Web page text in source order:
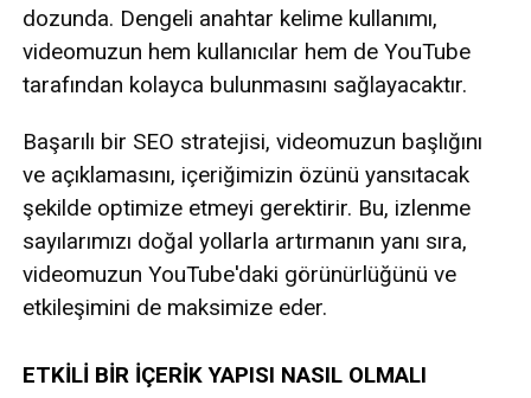
dozunda. Dengeli anahtar kelime kullanımı,
videomuzun hem kullanıcılar hem de YouTube
tarafından kolayca bulunmasını sağlayacaktır.
Başarılı bir SEO stratejisi, videomuzun başlığını
ve açıklamasını, içeriğimizin özünü yansıtacak
şekilde optimize etmeyi gerektirir. Bu, izlenme
sayılarımızı doğal yollarla artırmanın yanı sıra,
videomuzun YouTube'daki görünürlüğünü ve
etkileşimini de maksimize eder.
ETKİLİ BİR İÇERİK YAPISI NASIL OLMALI